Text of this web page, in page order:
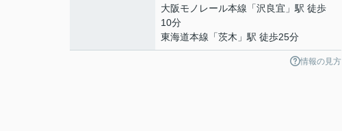
大阪モノレール本線 「沢良宜 」駅 徒歩
10分
東海道本線 「茨木 」駅 徒歩25分
情報の見方